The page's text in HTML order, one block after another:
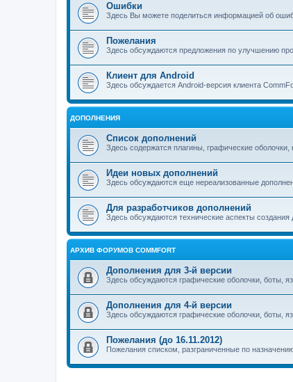
Ошибки
Здесь Вы можете поделиться информацией об
Пожелания
Здесь обсуждаются предложения по улучшению
Клиент для Android
Здесь обсуждается Android-версия клиента
ДОПОЛНЕНИЯ
Список дополнений
Здесь содержатся плагины, графические
Идеи новых дополнений
Здесь обсуждаются еще нереализованные
Для разработчиков дополнений
Здесь обсуждаются технические аспекты создания
АРХИВ ФОРУМОВ COMMFORT
Дополнения для 3-й версии
Здесь обсуждаются графические оболочки, боты,
Дополнения для 4-й версии
Здесь обсуждаются графические оболочки, боты,
Пожелания (до 16.11.2012)
Пожелания списком, разграниченные по